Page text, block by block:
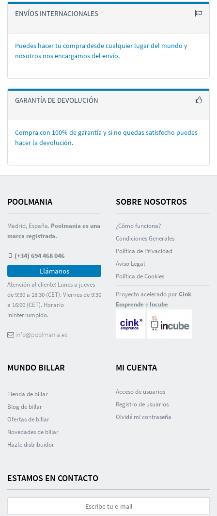
ENVÍOS INTERNACIONALES
Puedes hacer tu compra desde cualquier lugar del mundo y
nosotros nos encargamos del enví­o.
GARANTÍA DE DEVOLUCIÓN
Compra con 100% de garantí­a y si no quedas satisfecho puedes
hacer la devolución.
POOLMANIA
Madrid, España. Poolmania es una
marca registrada.
(+34) 694 468 046
Llámanos
Atención al cliente: Lunes a jueves
de 9:30 a 18:30 (CET). Viernes de 9:30
a 16:00 (CET). Horario
ininterrumpido.
info@poolmania.es
SOBRE NOSOTROS
¿Cómo funciona?
Condiciones Generales
Polí­tica de Privacidad
Aviso Legal
Polí­tica de Cookies
Proyecto acelerado porCink
Emprendee Incube
MUNDO BILLAR
Tienda de billar
Blog de billar
Ofertas de billar
Novedades de billar
Hazte distribuidor
MI CUENTA
Acceso de usuarios
Registro de usuarios
Olvidé mi contraseña
ESTAMOS EN CONTACTO